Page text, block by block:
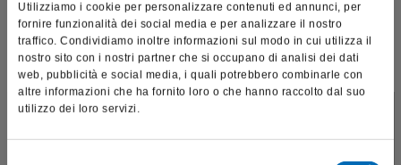
Utilizziamo i cookie per personalizzare contenuti ed annunci, per
fornire funzionalità dei social media e per analizzare il nostro
traffico. Condividiamo inoltre informazioni sul modo in cui utilizza il
nostro sito con i nostri partner che si occupano di analisi dei dati
web, pubblicità e social media, i quali potrebbero combinarle con
altre informazioni che ha fornito loro o che hanno raccolto dal suo
utilizzo dei loro servizi.
professionali e riporta dati, prodotti e beni sensibili per la
salute e la sicurezza del paziente; pertanto, per visitare il sito,